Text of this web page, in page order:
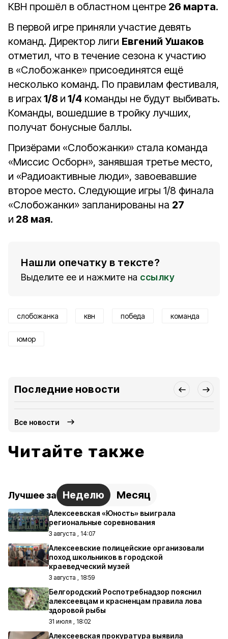
КВН прошёл в областном центре 26 марта.
В первой игре приняли участие девять
команд. Директор лиги Евгений Ушаков
отметил, что в течение сезона к участию
в «Слобожанке» присоединятся ещё
несколько команд. По правилам фестиваля,
в играх1/8 и 1/4 команды не будут выбивать.
Команды, вошедшие в тройку лучших,
получат бонусные баллы.
Призёрами «Слобожанки» стала команда
«Миссис Осборн», занявшая третье место,
и «Радиоактивные люди», завоевавшие
второе место. Следующие игры 1/8 финала
«Слобожанки» запланированы на 27
и 28 мая.
Нашли опечатку в тексте?
Выделите ее и нажмите на ссылку
слобожанка квн победа команда
юмор
Последние новости
Все новости
Читайте также
Лучшее за Неделю Месяц
Алексеевская «Юность» выиграла
региональные соревнования
3 августа , 14:07
Алексеевские полицейские организовали
поход школьников в городской
краеведческий музей
3 августа , 18:59
Белгородский Роспотребнадзор пояснил
алексеевцам и красненцам правила лова
здоровой рыбы
31 июля , 18:02
Алексеевская прокуратура выявила